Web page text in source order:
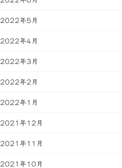
2022年5月
2022年4月
2022年3月
2022年2月
2022年1月
2021年12月
2021年11月
2021年10月